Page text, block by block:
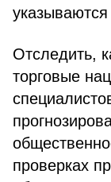
Отследить,
торговые
проверках